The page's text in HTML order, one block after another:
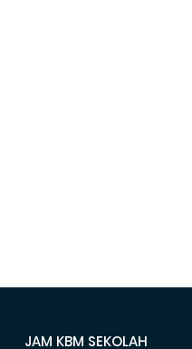
JAM KBM SEKOLAH